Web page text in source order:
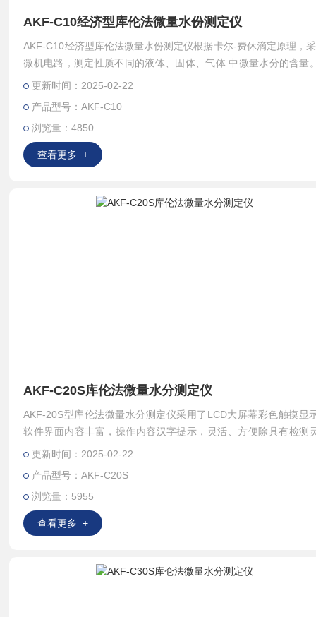
AKF-C10经济型库伦法微量水份测定仪
AKF-C10经济型库伦法微量水份测定仪根据卡尔-费休滴定原理，
微机电路，测定性质不同的液体、固体、气体 中微量水分的含量
不溶于试剂的固体，以及与试剂起化学反应的或容易污染电极的物
更新时间：2025-02-22
产品型号：AKF-C10
浏览量：4850
查看更多 +
AKF-C20S库伦法微量水分测定仪
AKF-20S型库伦法微量水分测定仪采用了LCD大屏幕彩色触摸显
软件界面内容丰富，操作内容汉字提示，灵活、方便除具有检测
高、操作简单、测试速度快、重复性好等特点；还具有试验结果存
更新时间：2025-02-22
产品型号：AKF-C20S
浏览量：5955
查看更多 +